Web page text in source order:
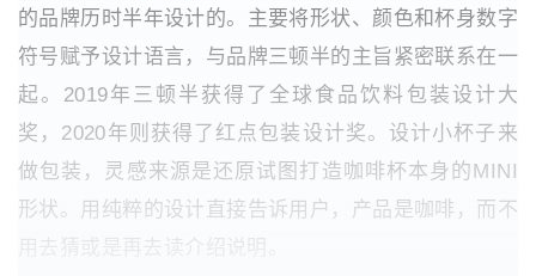
的品牌历时半年设计的。主要将形状、颜色和杯身数字
符号赋予设计语言，与品牌三顿半的主旨紧密联系在一
起。2019年三顿半获得了全球食品饮料包装设计大
奖，2020年则获得了红点包装设计奖。设计小杯子来
做包装，灵感来源是还原试图打造咖啡杯本身的MINI
形状。用纯粹的设计直接告诉用户，产品是咖啡，而不